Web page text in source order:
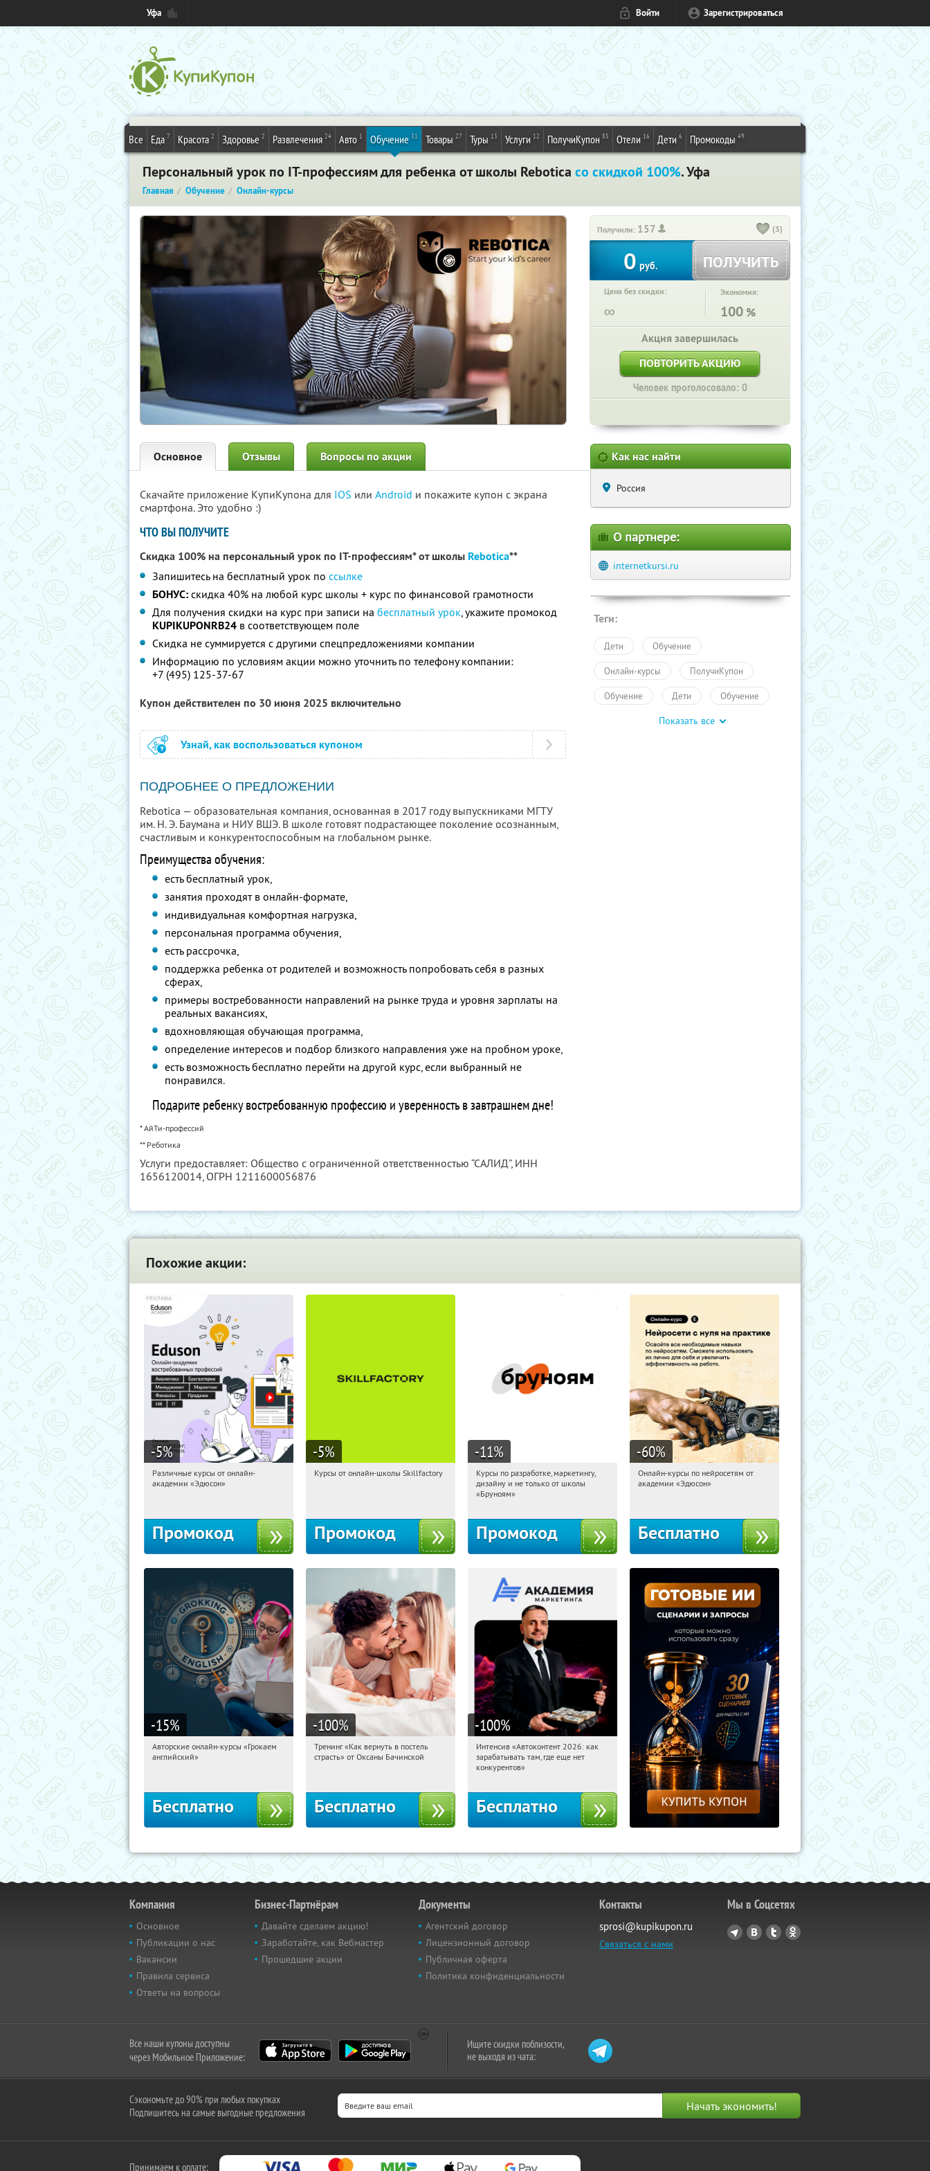
Уфа Войти Зарегистрироваться
Все Еда 7 Красота 2 Здоровье 2 Развлечения 24 Авто 1 Обучение 31 Товары 27 Туры 13 Услуги 12 ПолучиКупон 85 Отели 16 Дети 6 Промокоды 49
Персональный урок по IT-профессиям для ребенка от школы Rebotica со скидкой 100%. Уфа
Главная Обучение Онлайн-курсы
Получили: 157 (3)
0 руб. ПОЛУЧИТЬ
Цена без скидки:
∞
Экономия:
100 %
Акция завершилась
ПОВТОРИТЬ АКЦИЮ
Человек проголосовало: 0
Основное Отзывы Вопросы по акции
Скачайте приложение КупиКупона для IOS или Android и покажите купон с экрана
смартфона. Это удобно :)
ЧТО ВЫ ПОЛУЧИТЕ
Скидка 100% на персональный урок по IT-профессиям* от школы Rebotica**
Запишитесь на бесплатный урок по ссылке
БОНУС: скидка 40% на любой курс школы + курс по финансовой грамотности
Для получения скидки на курс при записи на бесплатный урок, укажите промокод
KUPIKUPONRB24 в соответствующем поле
Скидка не суммируется с другими спецпредложениями компании
Информацию по условиям акции можно уточнить по телефону компании:
+7 (495) 125-37-67
Купон действителен по 30 июня 2025 включительно
Узнай, как воспользоваться купоном
ПОДРОБНЕЕ О ПРЕДЛОЖЕНИИ
Rebotica — образовательная компания, основанная в 2017 году выпускниками МГТУ
им. Н. Э. Баумана и НИУ ВШЭ. В школе готовят подрастающее поколение осознанным,
счастливым и конкурентоспособным на глобальном рынке.
Преимущества обучения:
есть бесплатный урок,
занятия проходят в онлайн-формате,
индивидуальная комфортная нагрузка,
персональная программа обучения,
есть рассрочка,
поддержка ребенка от родителей и возможность попробовать себя в разных
сферах,
примеры востребованности направлений на рынке труда и уровня зарплаты на
реальных вакансиях,
вдохновляющая обучающая программа,
определение интересов и подбор близкого направления уже на пробном уроке,
есть возможность бесплатно перейти на другой курс, если выбранный не
понравился.
Подарите ребенку востребованную профессию и уверенность в завтрашнем дне!
* АйТи-профессий
** Реботика
Услуги предоставляет: Общество с ограниченной ответственностью “САЛИД”, ИНН
1656120014, ОГРН 1211600056876
Как нас найти
Россия
О партнере:
internetkursi.ru
Теги:
Дети Обучение
Онлайн-курсы ПолучиКупон
Обучение Дети Обучение
Показать все
Похожие акции:
-5%
19:36:52 Получили:
Различные курсы от онлайн-
академии «Эдюсон»
Промокод
-5%
19:36:52
Получи первым!
Курсы от онлайн-школы Skillfactory
Промокод
-11%
19:36:52
Получи первым!
Россия
Курсы по разработке, маркетингу,
дизайну и не только от школы
«Бруноям»
Промокод
-60%
19:36:52 Получили:
Онлайн-курсы по нейросетям от
академии «Эдюсон»
Бесплатно
-15%
19:36:52 Получили:
Авторские онлайн-курсы «Грокаем
английский»
Бесплатно
-100%
19:36:52 Получили:
Тренинг «Как вернуть в постель
страсть» от Оксаны Бачинской
Бесплатно
-100%
19:36:52 Получили:
Россия
Интенсив «Автоконтент 2026: как
зарабатывать там, где еще нет
конкурентов»
Бесплатно
Компания
Основное
Публикации о нас
Вакансии
Правила сервиса
Ответы на вопросы
Бизнес-Партнёрам
Давайте сделаем акцию!
Заработайте, как Вебмастер
Прошедшие акции
Документы
Агентский договор
Лицензионный договор
Публичная оферта
Политика конфиденциальности
Контакты
sprosi@kupikupon.ru
Связаться с нами
Мы в Соцсетях
Все наши купоны доступны
через Мобильное Приложение:
Ищите скидки поблизости,
не выходя из чата:
Сэкономьте до 90% при любых покупках
Подпишитесь на самые выгодные предложения
Принимаем к оплате: